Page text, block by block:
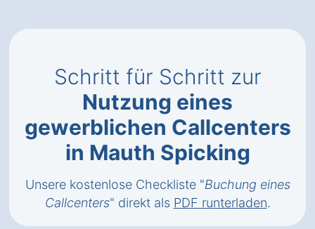
Schritt für Schritt zur
Nutzung eines
gewerblichen Callcenters
in Mauth Spicking
Unsere kostenlose Checkliste "Buchung eines
Callcenters" direkt als PDF runterladen.